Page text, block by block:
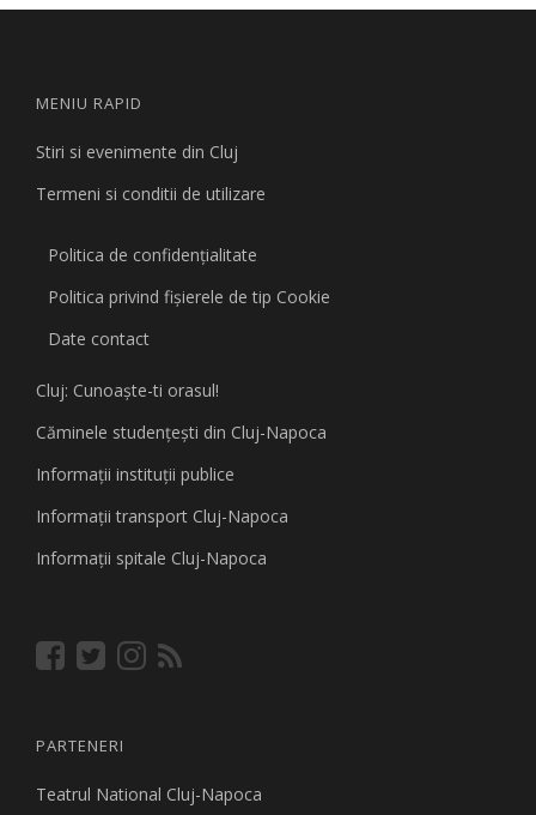
MENIU RAPID
Stiri si evenimente din Cluj
Termeni si conditii de utilizare
Politica de confidențialitate
Politica privind fişierele de tip Cookie
Date contact
Cluj: Cunoaşte-ti orasul!
Căminele studenţeşti din Cluj-Napoca
Informaţii instituţii publice
Informaţii transport Cluj-Napoca
Informaţii spitale Cluj-Napoca
PARTENERI
Teatrul National Cluj-Napoca